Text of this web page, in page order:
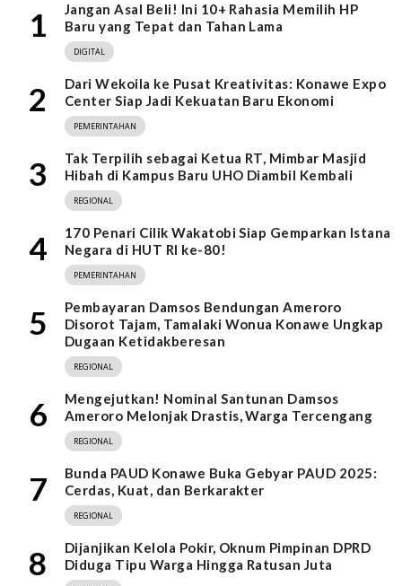
1
Jangan Asal Beli! Ini 10+ Rahasia Memilih HP
Baru yang Tepat dan Tahan Lama
DIGITAL
2
Dari Wekoila ke Pusat Kreativitas: Konawe Expo
Center Siap Jadi Kekuatan Baru Ekonomi
PEMERINTAHAN
3
Tak Terpilih sebagai Ketua RT, Mimbar Masjid
Hibah di Kampus Baru UHO Diambil Kembali
REGIONAL
4
170 Penari Cilik Wakatobi Siap Gemparkan Istana
Negara di HUT RI ke-80!
PEMERINTAHAN
5
Pembayaran Damsos Bendungan Ameroro
Disorot Tajam, Tamalaki Wonua Konawe Ungkap
Dugaan Ketidakberesan
REGIONAL
6
Mengejutkan! Nominal Santunan Damsos
Ameroro Melonjak Drastis, Warga Tercengang
REGIONAL
7
Bunda PAUD Konawe Buka Gebyar PAUD 2025:
Cerdas, Kuat, dan Berkarakter
REGIONAL
8
Dijanjikan Kelola Pokir, Oknum Pimpinan DPRD
Diduga Tipu Warga Hingga Ratusan Juta